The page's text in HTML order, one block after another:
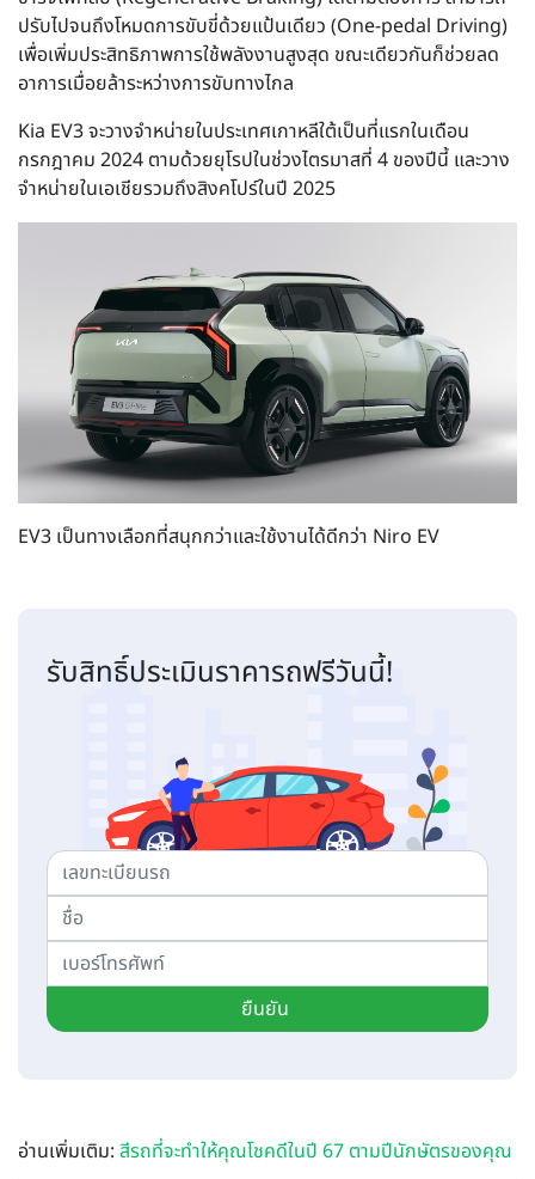
ปรับไปจนถึงโหมดการขับขี่ด้วยแป้นเดียว (One-pedal Driving)
เพื่อเพิ่มประสิทธิภาพการใช้พลังงานสูงสุด ขณะเดียวกันก็ช่วยลด
อาการเมื่อยล้าระหว่างการขับทางไกล
Kia EV3 จะวางจำหน่ายในประเทศเกาหลีใต้เป็นที่แรกในเดือน
กรกฎาคม 2024 ตามด้วยยุโรปในช่วงไตรมาสที่ 4 ของปีนี้ และวาง
จำหน่ายในเอเชียรวมถึงสิงคโปร์ในปี 2025
EV3 เป็นทางเลือกที่สนุกกว่าและใช้งานได้ดีกว่า Niro EV
รับสิทธิ์ประเมินราคารถฟรีวันนี้!
ยืนยัน
อ่านเพิ่มเติม: สีรถที่จะทำให้คุณโชคดีในปี 67 ตามปีนักษัตรของคุณ